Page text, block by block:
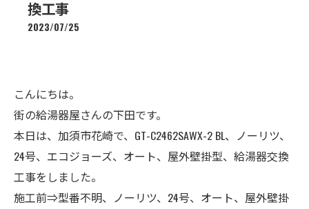
換工事
2023/07/25
こんにちは。
街の給湯器屋さんの下田です。
本日は、加須市花崎で、GT-C2462SAWX-2 BL、ノーリツ、
24号、エコジョーズ、オート、屋外壁掛型、給湯器交換
工事をしました。
施工前⇒型番不明、ノーリツ、24号、オート、屋外壁掛